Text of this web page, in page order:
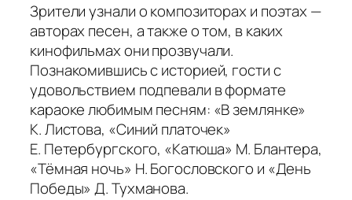
Зрители узнали о композиторах и поэтах —
авторах песен, а также о том, в каких
кинофильмах они прозвучали.
Познакомившись с историей, гости с
удовольствием подпевали в формате
караоке любимым песням: «В землянке»
К. Листова, «Синий платочек»
Е. Петербургского, «Катюша» М. Блантера,
«Тёмная ночь» Н. Богословского и «День
Победы» Д. Тухманова.